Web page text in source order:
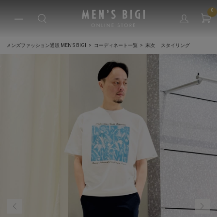
0
メンズファッション通販 MEN'S BIGI コーディネート一覧 末次 スタイリング